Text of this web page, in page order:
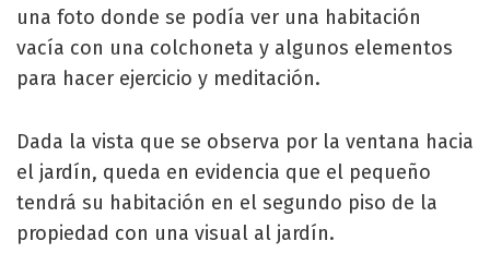
una foto donde se podía ver una habitación
vacía con una colchoneta y algunos elementos
para hacer ejercicio y meditación.
Dada la vista que se observa por la ventana hacia
el jardín, queda en evidencia que el pequeño
tendrá su habitación en el segundo piso de la
propiedad con una visual al jardín.